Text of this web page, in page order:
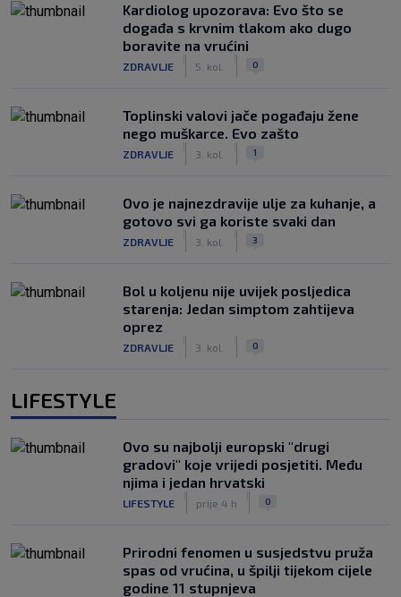
Kardiolog upozorava: Evo što se
događa s krvnim tlakom ako dugo
boravite na vrućini
ZDRAVLJE 5. kol. 0
Toplinski valovi jače pogađaju žene
nego muškarce. Evo zašto
ZDRAVLJE 3. kol. 1
Ovo je najnezdravije ulje za kuhanje, a
gotovo svi ga koriste svaki dan
ZDRAVLJE 3. kol. 3
Bol u koljenu nije uvijek posljedica
starenja: Jedan simptom zahtijeva
oprez
ZDRAVLJE 3. kol. 0
LIFESTYLE
Ovo su najbolji europski "drugi
gradovi" koje vrijedi posjetiti. Među
njima i jedan hrvatski
LIFESTYLE prije 4 h 0
Prirodni fenomen u susjedstvu pruža
spas od vrućina, u špilji tijekom cijele
godine 11 stupnjeva